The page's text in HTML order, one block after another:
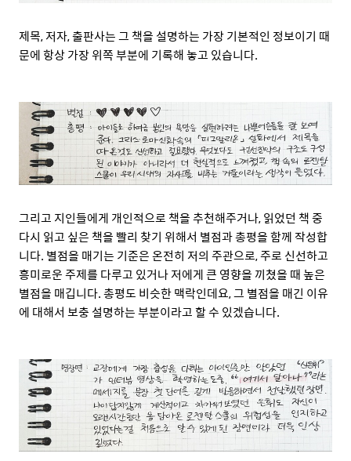
제목, 저자, 출판사는 그 책을 설명하는 가장 기본적인 정보이기 때
문에 항상 가장 위쪽 부분에 기록해 놓고 있습니다.
그리고 지인들에게 개인적으로 책을 추천해주거나, 읽었던 책 중
다시 읽고 싶은 책을 빨리 찾기 위해서 별점과 총평을 함께 작성합
니다. 별점을 매기는 기준은 온전히 저의 주관으로, 주로 신선하고
흥미로운 주제를 다루고 있거나 저에게 큰 영향을 끼쳤을 때 높은
별점을 매깁니다. 총평도 비슷한 맥락인데요, 그 별점을 매긴 이유
에 대해서 보충 설명하는 부분이라고 할 수 있겠습니다.